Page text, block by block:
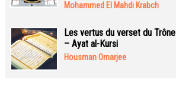
Mohammed El Mahdi Krabch
Les vertus du verset du Trône
– Ayat al-Kursi
Housman Omarjee